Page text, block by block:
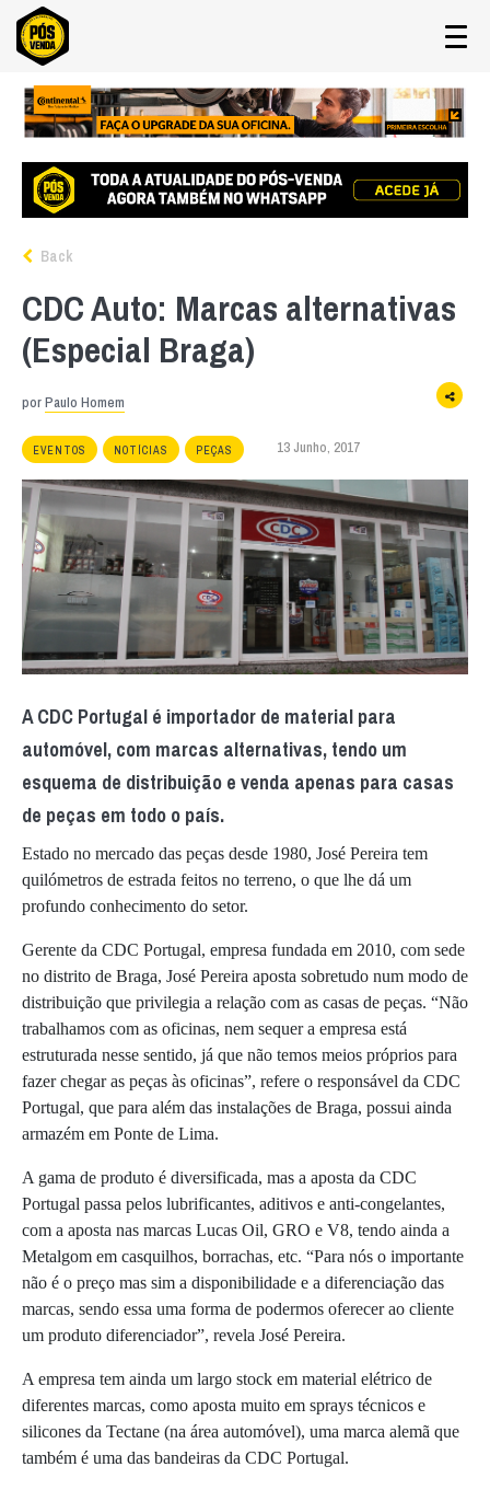
Back
CDC Auto: Marcas alternativas
(Especial Braga)
porPaulo Homem
EVENTOS NOTÍCIAS PEÇAS 13 Junho, 2017
A CDC Portugal é importador de material para
automóvel, com marcas alternativas, tendo um
esquema de distribuição e venda apenas para casas
de peças em todo o país.
Estado no mercado das peças desde 1980, José Pereira tem
quilómetros de estrada feitos no terreno, o que lhe dá um
profundo conhecimento do setor.
Gerente da CDC Portugal, empresa fundada em 2010, com sede
no distrito de Braga, José Pereira aposta sobretudo num modo de
distribuição que privilegia a relação com as casas de peças. “Não
trabalhamos com as oficinas, nem sequer a empresa está
estruturada nesse sentido, já que não temos meios próprios para
fazer chegar as peças às oficinas”, refere o responsável da CDC
Portugal, que para além das instalações de Braga, possui ainda
armazém em Ponte de Lima.
A gama de produto é diversificada, mas a aposta da CDC
Portugal passa pelos lubrificantes, aditivos e anti-congelantes,
com a aposta nas marcas Lucas Oil, GRO e V8, tendo ainda a
Metalgom em casquilhos, borrachas, etc. “Para nós o importante
não é o preço mas sim a disponibilidade e a diferenciação das
marcas, sendo essa uma forma de podermos oferecer ao cliente
um produto diferenciador”, revela José Pereira.
A empresa tem ainda um largo stock em material elétrico de
diferentes marcas, como aposta muito em sprays técnicos e
silicones da Tectane (na área automóvel), uma marca alemã que
também é uma das bandeiras da CDC Portugal.